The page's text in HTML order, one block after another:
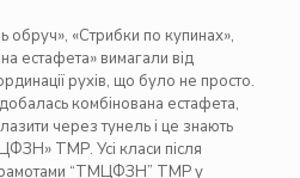
обруч», «Стрибки по купинах»,
естафета» вимагали від
рухів, що було не просто.
комбінована естафета,
через тунель і це знають
ТМР. Усі класи після
“ТМЦФЗН” ТМР у